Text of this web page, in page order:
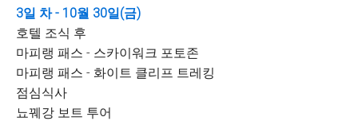
3일 차 - 10월 30일(금)
호텔 조식 후
마피랭 패스 - 스카이워크 포토존
마피랭 패스 - 화이트 클리프 트레킹
점심식사
뇨꿰강 보트 투어